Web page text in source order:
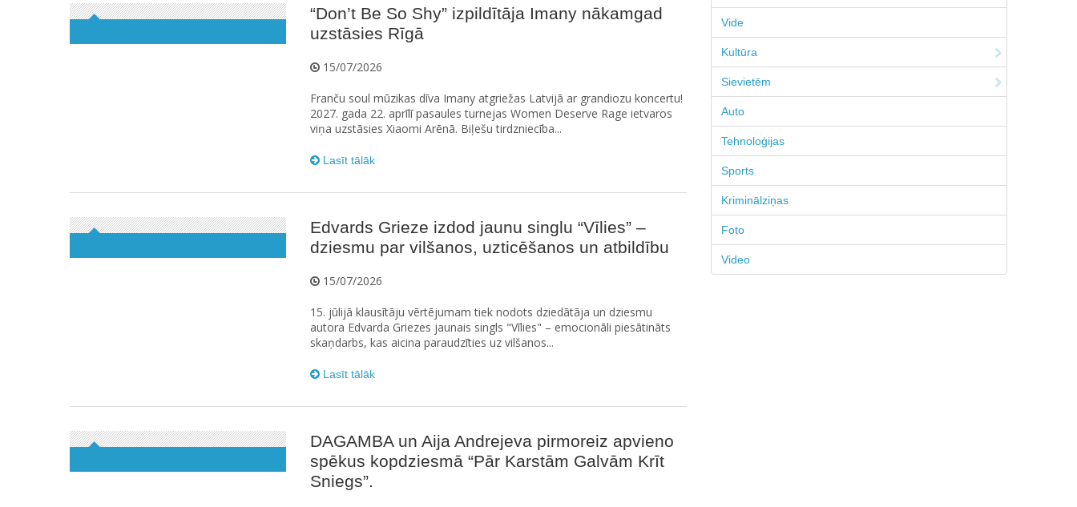
“Don’t Be So Shy” izpildītāja Imany nākamgad
uzstāsies Rīgā
15/07/2026
Franču soul mūzikas dīva Imany atgriežas Latvijā ar grandiozu koncertu!
2027. gada 22. aprīlī pasaules turnejas Women Deserve Rage ietvaros
viņa uzstāsies Xiaomi Arēnā. Biļešu tirdzniecība...
Lasīt tālāk
Edvards Grieze izdod jaunu singlu “Vīlies” –
dziesmu par vilšanos, uzticēšanos un atbildību
15/07/2026
15. jūlijā klausītāju vērtējumam tiek nodots dziedātāja un dziesmu
autora Edvarda Griezes jaunais singls "Vīlies" – emocionāli piesātināts
skaņdarbs, kas aicina paraudzīties uz vilšanos...
Lasīt tālāk
DAGAMBA un Aija Andrejeva pirmoreiz apvieno
spēkus kopdziesmā “Pār Karstām Galvām Krīt
Sniegs”.
Vide
Kultūra
Sievietēm
Auto
Tehnoloģijas
Sports
Kriminālziņas
Foto
Video